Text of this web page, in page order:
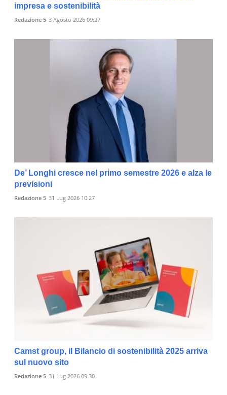
impresa e sostenibilità
Redazione 5 3 Agosto 2026 09:27
De’ Longhi cresce nel primo semestre 2026 e alza le
previsioni
Redazione 5 31 Lug 2026 10:27
Camst group, il Bilancio di sostenibilità 2025 arriva
sul nuovo sito
Redazione 5 31 Lug 2026 09:30